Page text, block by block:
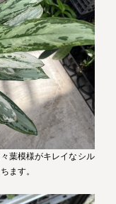
葉模様がキレイなシル
ます。